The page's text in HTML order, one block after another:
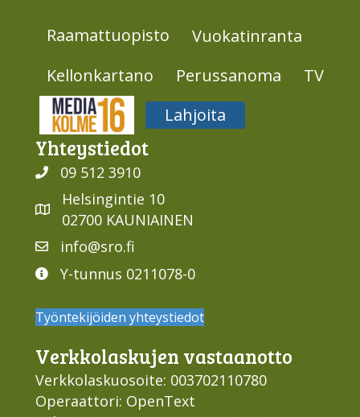
Raamattuopisto
Vuokatinranta
Kellonkartano
Perussanoma
TV
Media316
Lahjoita
Yhteys­tiedot
09 512 3910
Helsingintie 10
02700 KAUNIAINEN
info@sro.fi
Y-tunnus 0211078-0
Työntekijöiden yhteystiedot
Verkko­laskujen vastaan­otto
Verkkolaskuosoite: 003702110780
Operaattori: OpenText